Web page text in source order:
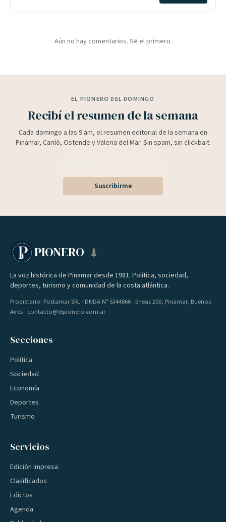
Aún no hay comentarios. Sé el primero.
EL PIONERO DEL DOMINGO
Recibí el resumen de la semana
Cada domingo a las 9 am, el resumen editorial de la semana en
Pinamar, Cariló, Ostende y Valeria del Mar. Sin spam, sin clickbait.
Suscribirme
PIONERO
La voz histórica de Pinamar desde 1981. Política, sociedad,
deportes, turismo y comunidad de la costa atlántica.
Propietario: Postamar SRL · DNDA Nº 5344866 · Eneas 200, Pinamar, Buenos
Aires · contacto@elpionero.com.ar
Secciones
Política
Sociedad
Economía
Deportes
Turismo
Servicios
Edición impresa
Clasificados
Edictos
Agenda